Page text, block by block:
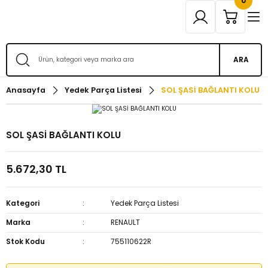
ARA
Anasayfa Yedek Parça Listesi SOL ŞASİ BAĞLANTI KOLU
SOL ŞASİ BAĞLANTI KOLU
5.672,30 TL
Kategori
Yedek Parça Listesi
Marka
RENAULT
Stok Kodu
755110622R